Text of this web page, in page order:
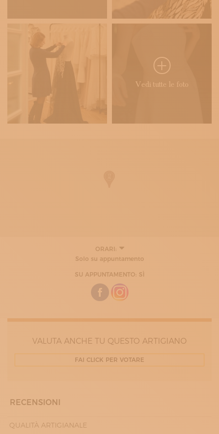
Vedi tutte le foto
ORARI:
LUNEDÌ
MARTEDÌ
09:30 - 19:00
MERCOLEDÌ
09:30 - 19:00
VENERDÌ
SABATO
Solo su appuntamento
SU APPUNTAMENTO: SÌ
VALUTA ANCHE TU QUESTO ARTIGIANO
FAI CLICK PER VOTARE
RECENSIONI
QUALITÀ ARTIGIANALE